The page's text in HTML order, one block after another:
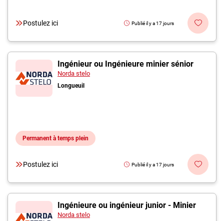
Postulez ici Publié il y a 17 jours
Ingénieur ou Ingénieure minier sénior
Norda stelo
Longueuil
Permanent à temps plein
Postulez ici Publié il y a 17 jours
Ingénieure ou ingénieur junior - Minier
Norda stelo